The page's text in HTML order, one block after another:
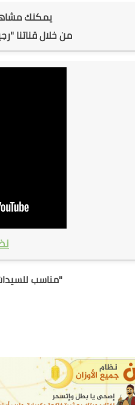
يمكنك
من خلال قناتنا
"مناسب للسيدات